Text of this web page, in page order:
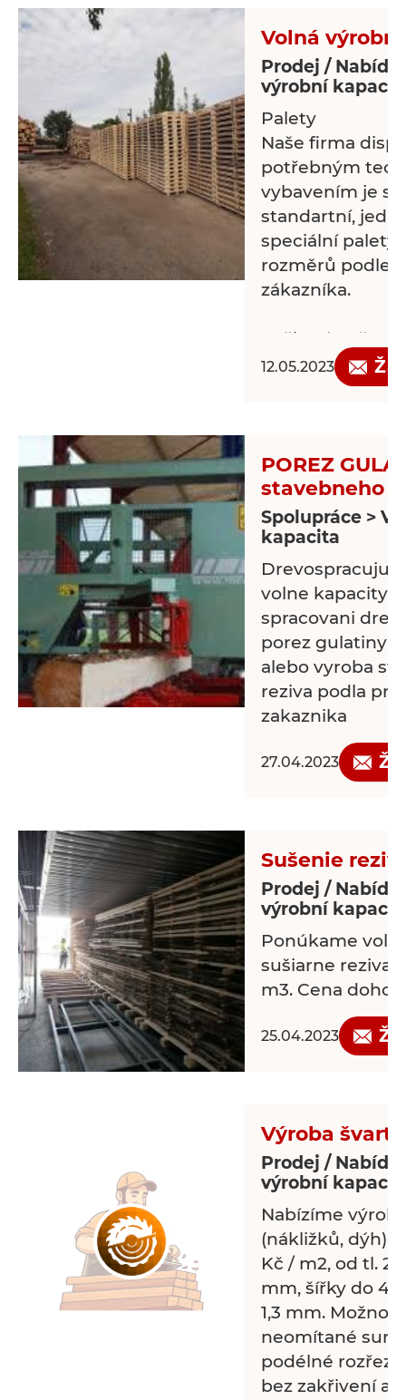
Volná
Prodej /
výrobní
Palety
Naše firma
potřebným
vybavením je
standartní,
speciální palety
rozměrů podle
zákazníka.
Veškeré naše
tepelně ošetřit,
certifikaci IPPC.
vypracování
na Váš typ
neváhejte
12.05.2023
POREZ
stavebneho
Spolupráce >
kapacita
volne kapacity
spracovani
porez gulatiny
alebo vyroba
reziva podla
zakaznika
27.04.2023
Sušenie
Prodej /
výrobní
Ponúkame
sušiarne reziva
m3. Cena
25.04.2023
Výroba
Prodej /
výrobní
Nabízíme
(nákližků, dýh)
Kč / m2, od tl.
mm, šířky do
1,3 mm.
neomítané
podélné
bez zakřivení a